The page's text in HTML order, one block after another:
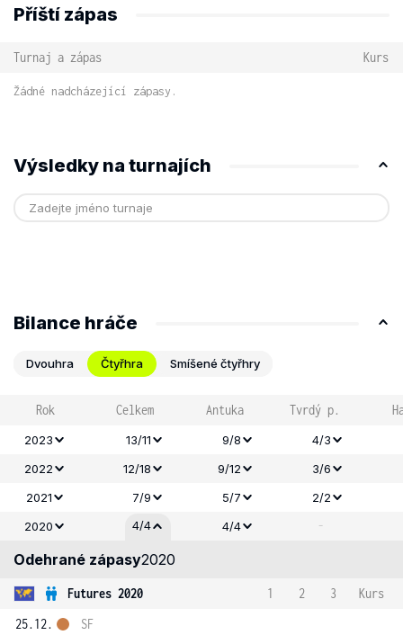
Příští zápas
Turnaj a zápas Kurs
Žádné nadcházející zápasy.
Výsledky na turnajích
Bilance hráče
Dvouhra Čtyřhra Smíšené čtyřhry
Rok Celkem Antuka Tvrdý p.
2023 13/11 9/8
4/3
2022
12/18 9/12
3/6
2021
7/9 5/7
2/2
2020
4/4 4/4 -
Odehrané zápasy2020
Futures 2020 1 2 3
Kurs
25.12.
SF